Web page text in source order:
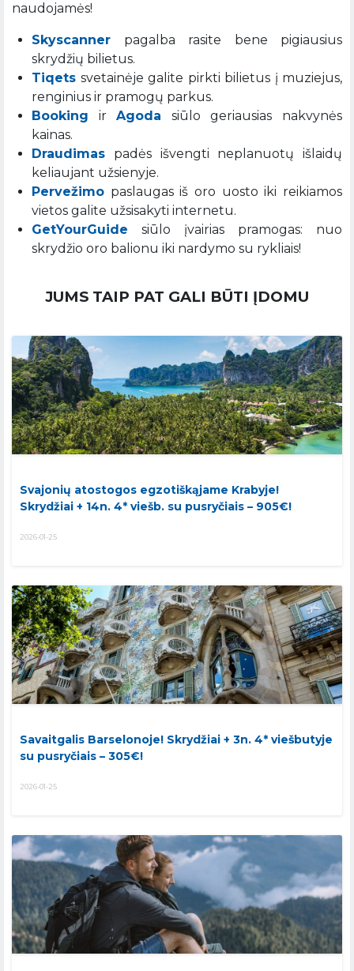
naudojamės!
Skyscanner pagalba rasite bene pigiausius
skrydžių bilietus.
Tiqets svetainėje galite pirkti bilietus į muziejus,
renginius ir pramogų parkus.
Booking irAgoda siūlo geriausias nakvynės
kainas.
Draudimas padės išvengti neplanuotų išlaidų
keliaujant užsienyje.
Pervežimo paslaugas iš oro uosto iki reikiamos
vietos galite užsisakyti internetu.
GetYourGuide siūlo įvairias pramogas: nuo
skrydžio oro balionu iki nardymo su rykliais!
JUMS TAIP PAT GALI BŪTI ĮDOMU
Svajonių atostogos egzotiškąjame Krabyje!
Skrydžiai + 14n. 4* viešb. su pusryčiais – 905€!
2026-01-25
Savaitgalis Barselonoje! Skrydžiai + 3n. 4* viešbutyje
su pusryčiais – 305€!
2026-01-25